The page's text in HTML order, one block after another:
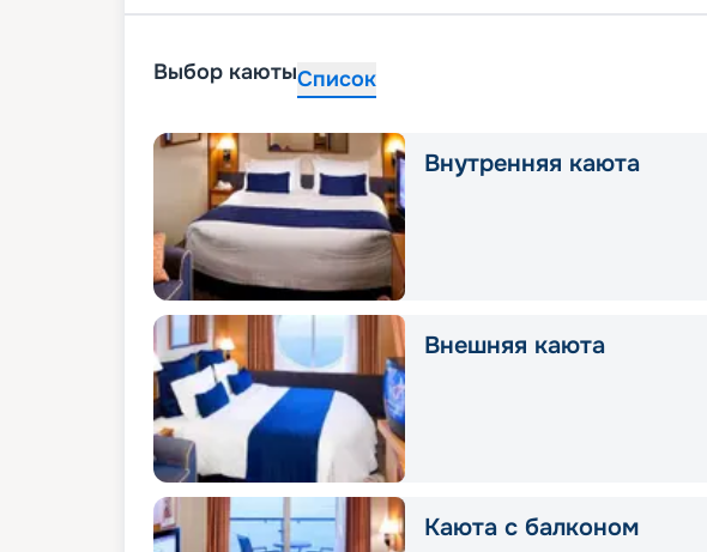
Выбор каютыСписок
Внутренняя каюта
Внешняя каюта
Каюта с балконом